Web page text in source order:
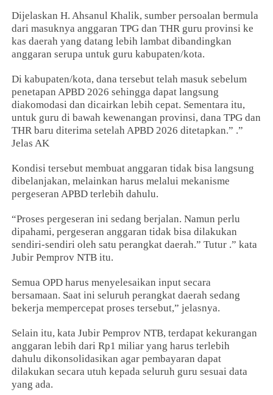
Dijelaskan H. Ahsanul Khalik, sumber persoalan bermula
dari masuknya anggaran TPG dan THR guru provinsi ke
kas daerah yang datang lebih lambat dibandingkan
anggaran serupa untuk guru kabupaten/kota.
Di kabupaten/kota, dana tersebut telah masuk sebelum
penetapan APBD 2026 sehingga dapat langsung
diakomodasi dan dicairkan lebih cepat. Sementara itu,
untuk guru di bawah kewenangan provinsi, dana TPG dan
THR baru diterima setelah APBD 2026 ditetapkan.” .”
Jelas AK
Kondisi tersebut membuat anggaran tidak bisa langsung
dibelanjakan, melainkan harus melalui mekanisme
pergeseran APBD terlebih dahulu.
“Proses pergeseran ini sedang berjalan. Namun perlu
dipahami, pergeseran anggaran tidak bisa dilakukan
sendiri-sendiri oleh satu perangkat daerah.” Tutur .” kata
Jubir Pemprov NTB itu.
Semua OPD harus menyelesaikan input secara
bersamaan. Saat ini seluruh perangkat daerah sedang
bekerja mempercepat proses tersebut,” jelasnya.
Selain itu, kata Jubir Pemprov NTB, terdapat kekurangan
anggaran lebih dari Rp1 miliar yang harus terlebih
dahulu dikonsolidasikan agar pembayaran dapat
dilakukan secara utuh kepada seluruh guru sesuai data
yang ada.